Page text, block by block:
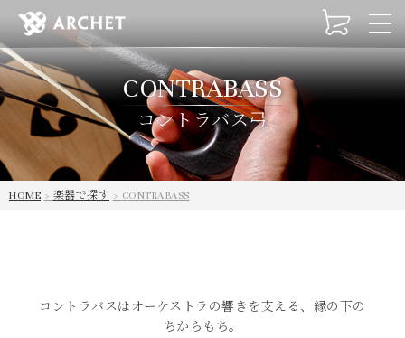
t
g
g
a
v
CONTRABASS
コントラバス弓
HOME 楽器で探す CONTRABASS
コントラバスはオーケストラの響きを支える、縁の下の
ちからもち。